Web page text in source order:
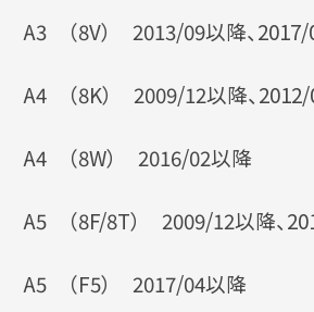
A3 （8V） 2013/09以降、
A4 （8K） 2009/12以降、
A4 （8W） 2016/02以降
A5 （8F/8T） 2009/12以降、
A5 （F5） 2017/04以降